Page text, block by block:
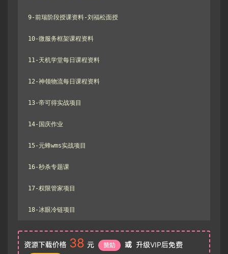
9-前瑞阶段授课资料-刘福松面授
10-微服务框架课程资料
11-天机学堂每日课程资料
12-神领物流每日课程资料
13-帝可得实战项目
14-国庆作业
15-元蜂wms实战项目
16-秒杀专题课
17-权限管家项目
资源下载价格 38 元 赞助 或 升级VIP后免费